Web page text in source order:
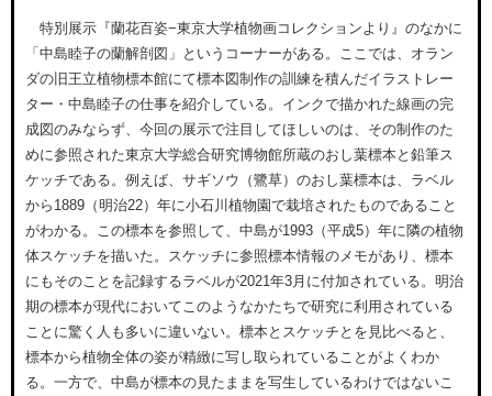
特別展示『蘭花百姿−東京大学植物画コレクションより』のなかに
「中島睦子の蘭解剖図」というコーナーがある。ここでは、オラン
ダの旧王立植物標本館にて標本図制作の訓練を積んだイラストレー
ター・中島睦子の仕事を紹介している。インクで描かれた線画の完
成図のみならず、今回の展示で注目してほしいのは、その制作のた
めに参照された東京大学総合研究博物館所蔵のおし葉標本と鉛筆ス
ケッチである。例えば、サギソウ（鷺草）のおし葉標本は、ラベル
から1889（明治22）年に小石川植物園で栽培されたものであること
がわかる。この標本を参照して、中島が1993（平成5）年に隣の植物
体スケッチを描いた。スケッチに参照標本情報のメモがあり、標本
にもそのことを記録するラベルが2021年3月に付加されている。明治
期の標本が現代においてこのようなかたちで研究に利用されている
ことに驚く人も多いに違いない。標本とスケッチとを見比べると、
標本から植物全体の姿が精緻に写し取られていることがよくわか
る。一方で、中島が標本の見たままを写生しているわけではないこ